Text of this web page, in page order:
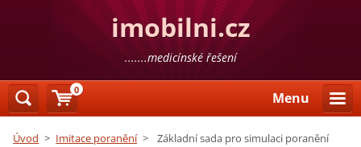
imobilni.cz
.......medicínské řešení
Menu
Úvod > Imitace poranění > Základní sada pro simulaci poranění
0